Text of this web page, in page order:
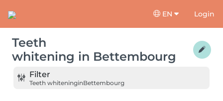
EN Login
Teeth
whitening in Bettembourg
Filter
Teeth whiteninginBettembourg